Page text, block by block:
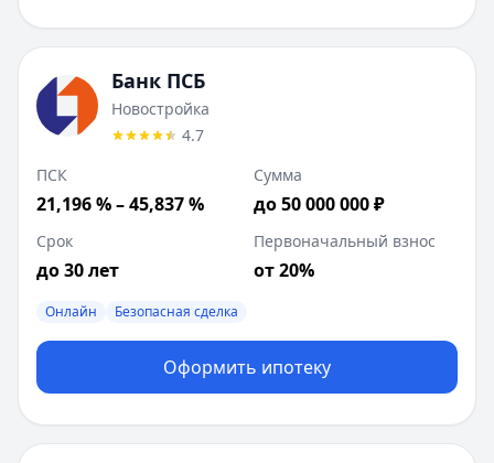
Банк ПСБ
Новостройка
4.7
ПСК
21,196 % – 45,837 %
Сумма
до 50 000 000 ₽
Срок
до 30 лет
Первоначальный взнос
от 20%
Онлайн Безопасная сделка
Оформить ипотеку